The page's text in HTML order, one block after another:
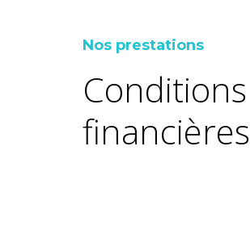
Nos prestations
Conditions
financières